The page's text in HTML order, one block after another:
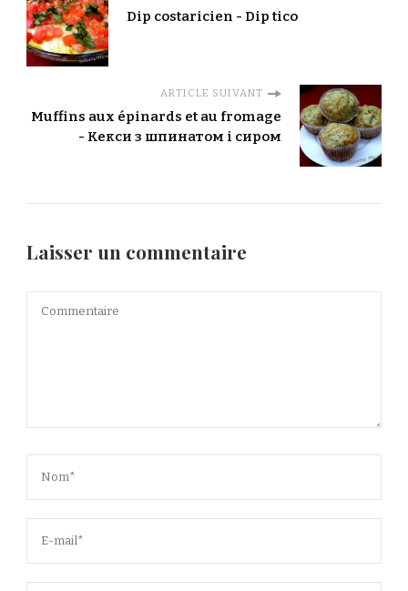
Dip costaricien - Dip tico
ARTICLE SUIVANT
Muffins aux épinards et au fromage
- Кекси з шпинатом і сиром
Laisser un commentaire